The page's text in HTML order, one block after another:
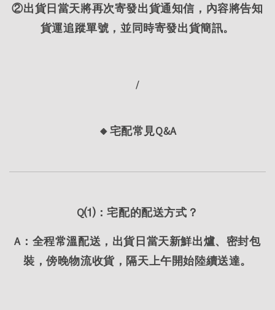
②出貨日當天將再次寄發出貨通知信，內容將告知
貨運追蹤單號，並同時寄發出貨簡訊。
/
🔸宅配常見Q&A
Q⑴：宅配的配送方式？
A：全程常溫配送，出貨日當天新鮮出爐、密封包
裝，傍晚物流收貨，隔天上午開始陸續送達。